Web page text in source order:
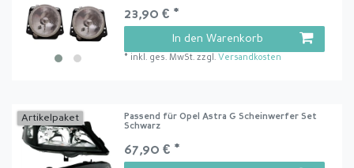
23,90 € *
In den Warenkorb
* inkl. ges. MwSt. zzgl. Versandkosten
Artikelpaket
Passend für Opel Astra G Scheinwerfer Set
Schwarz
67,90 € *